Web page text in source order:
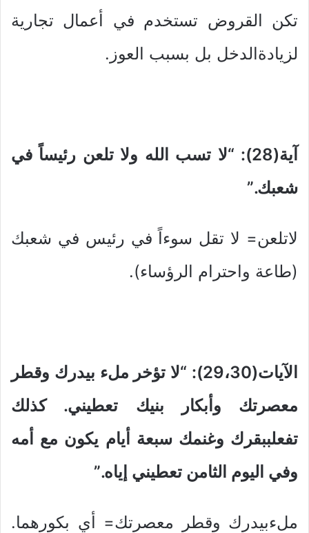
تكن القروض تستخدم في أعمال تجارية
لزيادةالدخل بل بسبب العوز.
آية(28): “لا تسب الله ولا تلعن رئيساً في
شعبك.”
لاتلعن= لا تقل سوءاً في رئيس في شعبك
(طاعة واحترام الرؤساء).
الآيات(29،30): “لا تؤخر ملء بيدرك وقطر
معصرتك وأبكار بنيك تعطيني. كذلك
تفعلببقرك وغنمك سبعة أيام يكون مع أمه
وفي اليوم الثامن تعطيني إياه.”
ملءبيدرك وقطر معصرتك= أي بكورهما.